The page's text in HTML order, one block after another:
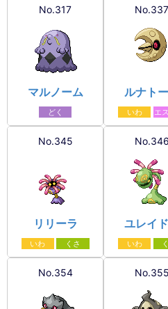
No.317
マルノーム
どく
No.337
ルナト
いわ エ
No.345
リリーラ
いわ くさ
No.346
ユレイ
いわ
No.354 No.355